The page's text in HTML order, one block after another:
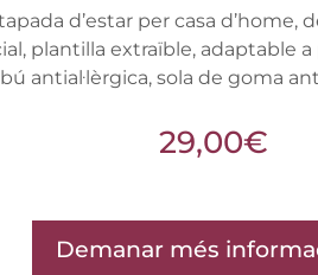
d’estar per casa d’home,
plantilla extraïble, adaptable
antial·lèrgica, sola de goma
29,00€
Demanar més